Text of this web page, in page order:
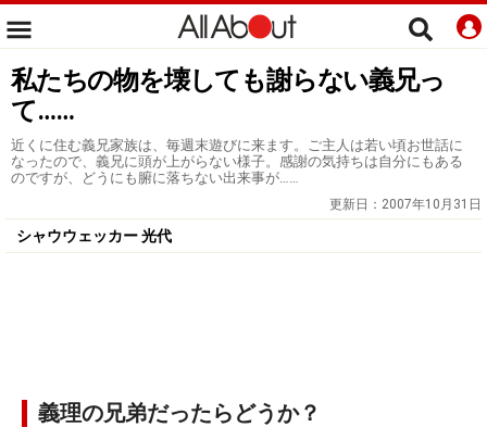
私たちの物を壊しても謝らない義兄っ
て……
近くに住む義兄家族は、毎週末遊びに来ます。ご主人は若い頃お世話に
なったので、義兄に頭が上がらない様子。感謝の気持ちは自分にもある
のですが、どうにも腑に落ちない出来事が……
更新日： 2007年10月31日
シャウウェッカー 光代
義理の兄弟だったらどうか？